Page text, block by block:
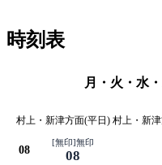
時刻表
月・火・水
村上・新津方面(平日) 村上・新
08
[無印]無印
08